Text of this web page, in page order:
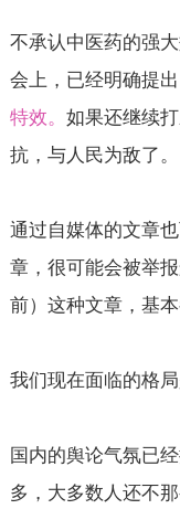
不承认中医药的强
会上，已经明确提出
特效。 如果还继续
抗，与人民为敌了。
通过自媒体的文章
章，很可能会被举
前）这种文章，基本
我们现在面临的格局
国内的舆论气氛已
多，大多数人还不那